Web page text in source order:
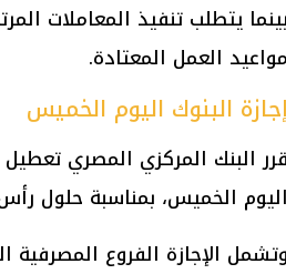
بينما يتطلب تنفيذ المعاملات
مواعيد العمل المعتادة.
إجازة البنوك اليوم الخميس
قرر البنك المركزي المصري
اليوم الخميس، بمناسبة حلول
وتشمل الإجازة الفروع المصرفية